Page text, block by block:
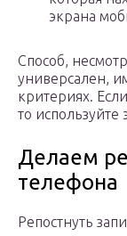
экрана
Способ,
универсален,
критериях.
то используйте
Делаем
телефона
Репостнуть